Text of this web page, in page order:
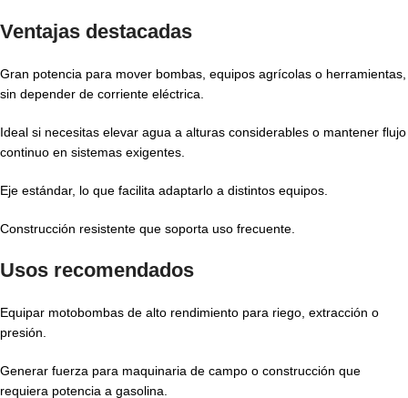
Ventajas destacadas
Gran potencia para mover bombas, equipos agrícolas o herramientas,
sin depender de corriente eléctrica.
Ideal si necesitas elevar agua a alturas considerables o mantener flujo
continuo en sistemas exigentes.
Eje estándar, lo que facilita adaptarlo a distintos equipos.
Construcción resistente que soporta uso frecuente.
Usos recomendados
Equipar motobombas de alto rendimiento para riego, extracción o
presión.
Generar fuerza para maquinaria de campo o construcción que
requiera potencia a gasolina.